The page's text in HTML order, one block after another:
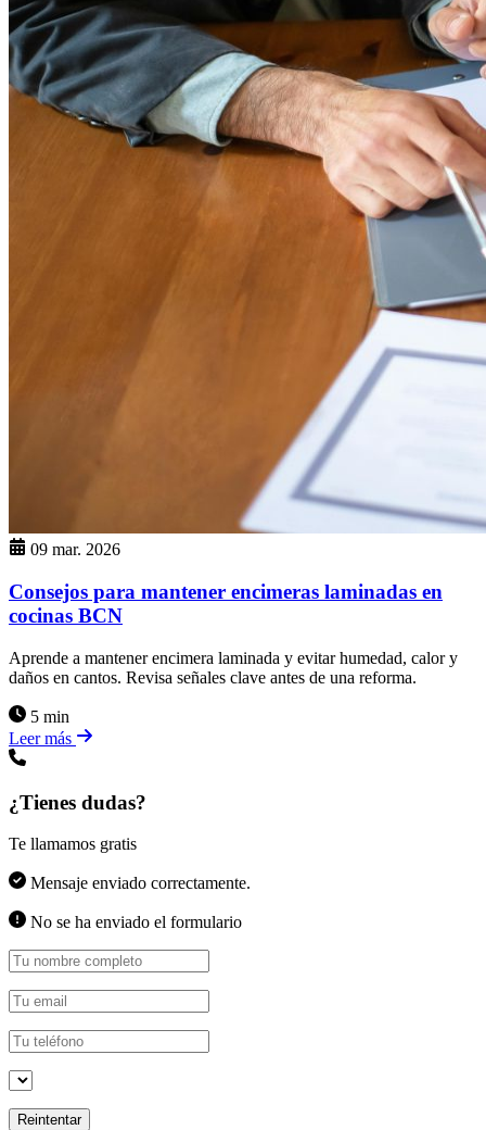
09 mar. 2026
Consejos para mantener encimeras laminadas en
cocinas BCN
Aprende a mantener encimera laminada y evitar humedad, calor y
daños en cantos. Revisa señales clave antes de una reforma.
5 min
Leer más
¿Tienes dudas?
Te llamamos gratis
Mensaje enviado correctamente.
No se ha enviado el formulario
Reintentar